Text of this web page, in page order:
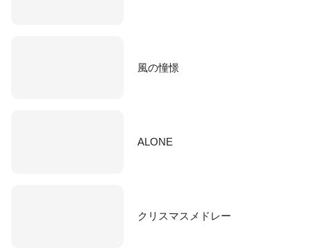
風の憧憬
ALONE
クリスマスメドレー